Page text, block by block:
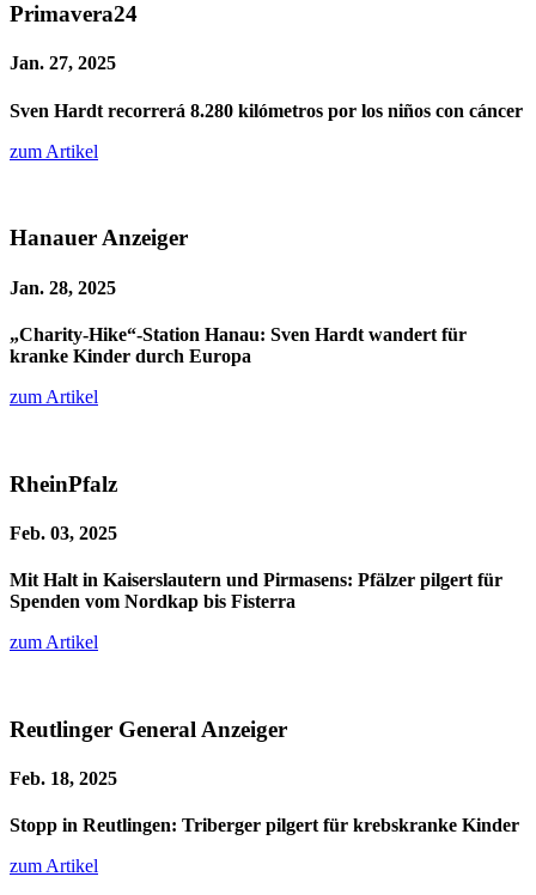
Primavera24
Jan. 27, 2025
Sven Hardt recorrerá 8.280 kilómetros por los niños con cáncer
zum Artikel
Hanauer Anzeiger
Jan. 28, 2025
„Charity-Hike“-Station Hanau: Sven Hardt wandert für
kranke Kinder durch Europa
zum Artikel
RheinPfalz
Feb. 03, 2025
Mit Halt in Kaiserslautern und Pirmasens: Pfälzer pilgert für
Spenden vom Nordkap bis Fisterra
zum Artikel
Reutlinger General Anzeiger
Feb. 18, 2025
Stopp in Reutlingen: Triberger pilgert für krebskranke Kinder
zum Artikel